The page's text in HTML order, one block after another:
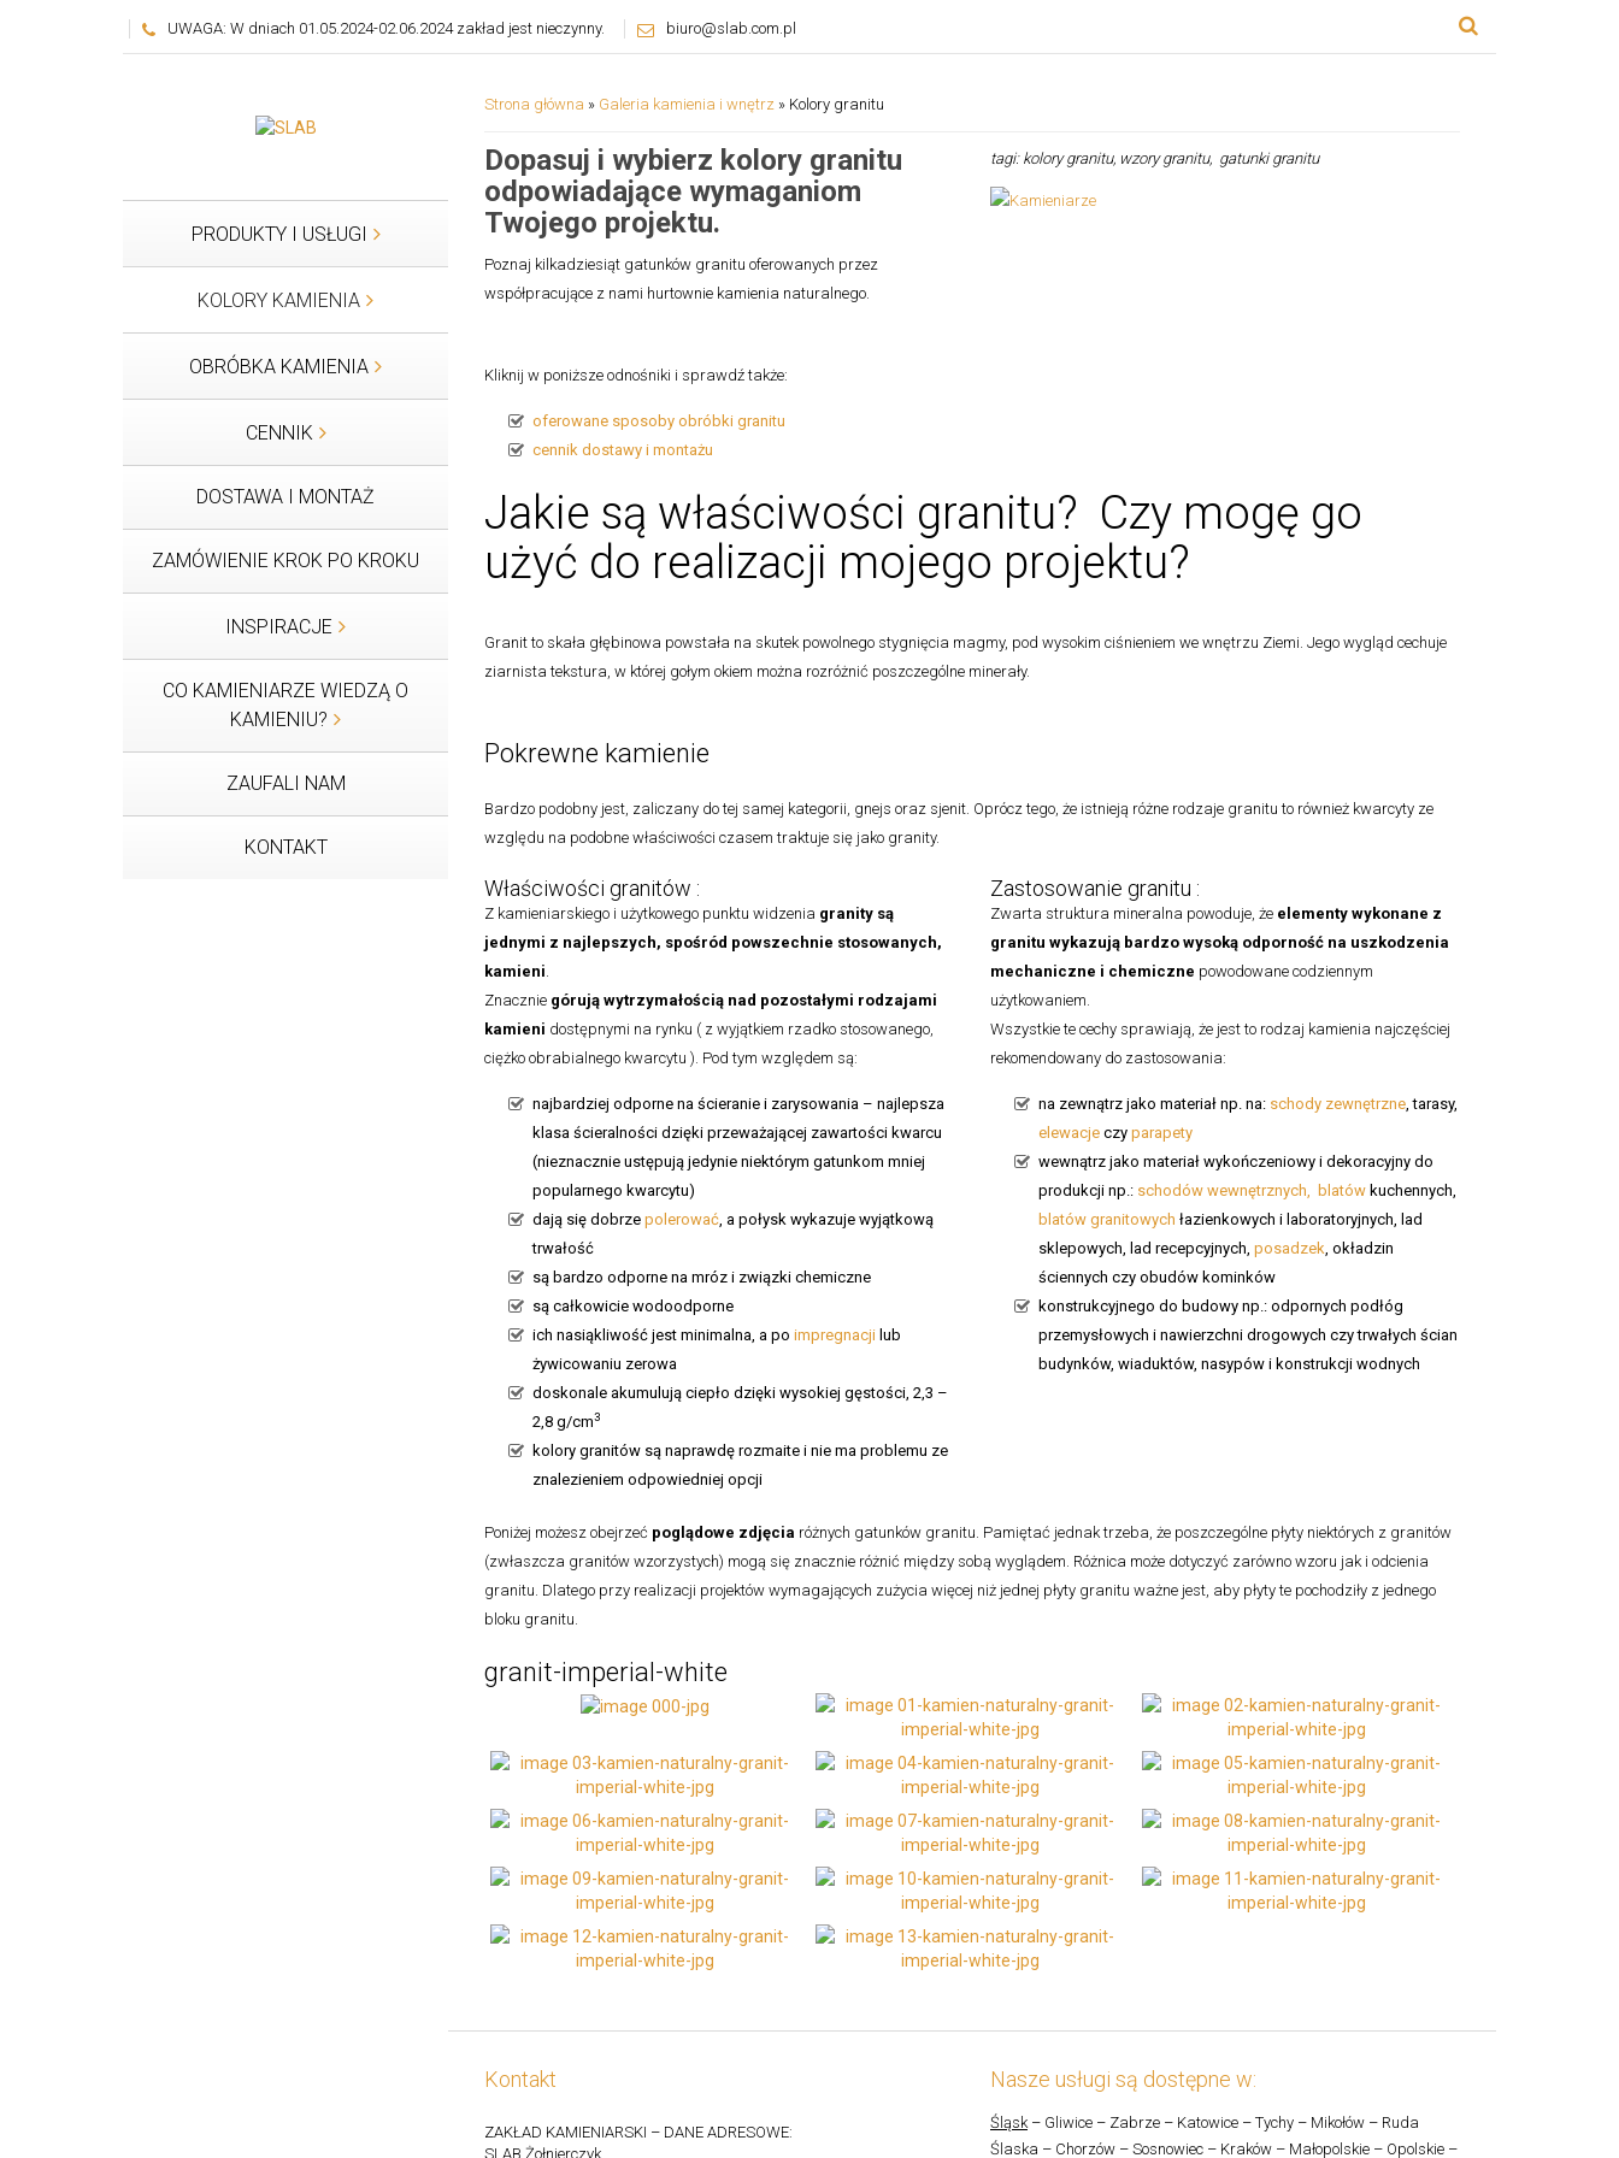
UWAGA: W dniach 01.05.2024-02.06.2024 zakład jest nieczynny. biuro@slab.com.pl
PRODUKTY I USŁUGI
KOLORY KAMIENIA
OBRÓBKA KAMIENIA
CENNIK
DOSTAWA I MONTAŻ
ZAMÓWIENIE KROK PO KROKU
INSPIRACJE
CO KAMIENIARZE WIEDZĄ O
KAMIENIU?
ZAUFALI NAM
KONTAKT
Strona główna » Galeria kamienia i wnętrz » Kolory granitu
Dopasuj i wybierz kolory granitu
odpowiadające wymaganiom
Twojego projektu.
Poznaj kilkadziesiąt gatunków granitu oferowanych przez
współpracujące z nami hurtownie kamienia naturalnego.
Kliknij w poniższe odnośniki i sprawdź także:
oferowane sposoby obróbki granitu
cennik dostawy i montażu
tagi: kolory granitu, wzory granitu, gatunki granitu
Jakie są właściwości granitu? Czy mogę go
użyć do realizacji mojego projektu?
Granit to skała głębinowa powstała na skutek powolnego stygnięcia magmy, pod wysokim ciśnieniem we wnętrzu Ziemi. Jego wygląd cechuje
ziarnista tekstura, w której gołym okiem można rozróżnić poszczególne minerały.
Pokrewne kamienie
Bardzo podobny jest, zaliczany do tej samej kategorii, gnejs oraz sjenit. Oprócz tego, że istnieją różne rodzaje granitu to również kwarcyty ze
względu na podobne właściwości czasem traktuje się jako granity.
Właściwości granitów :
Z kamieniarskiego i użytkowego punktu widzenia granity są
jednymi z najlepszych, spośród powszechnie stosowanych,
kamieni.
Znacznie górują wytrzymałością nad pozostałymi rodzajami
kamieni dostępnymi na rynku ( z wyjątkiem rzadko stosowanego,
ciężko obrabialnego kwarcytu ). Pod tym względem są:
najbardziej odporne na ścieranie i zarysowania – najlepsza
klasa ścieralności dzięki przeważającej zawartości kwarcu
(nieznacznie ustępują jedynie niektórym gatunkom mniej
popularnego kwarcytu)
dają się dobrze polerować, a połysk wykazuje wyjątkową
trwałość
są bardzo odporne na mróz i związki chemiczne
są całkowicie wodoodporne
ich nasiąkliwość jest minimalna, a po impregnacji lub
żywicowaniu zerowa
doskonale akumulują ciepło dzięki wysokiej gęstości, 2,3 –
2,8 g/cm3
kolory granitów są naprawdę rozmaite i nie ma problemu ze
znalezieniem odpowiedniej opcji
Zastosowanie granitu :
Zwarta struktura mineralna powoduje, że elementy wykonane z
granitu wykazują bardzo wysoką odporność na uszkodzenia
mechaniczne i chemiczne powodowane codziennym
użytkowaniem.
Wszystkie te cechy sprawiają, że jest to rodzaj kamienia najczęściej
rekomendowany do zastosowania:
na zewnątrz jako materiał np. na: schody zewnętrzne, tarasy,
elewacje czy parapety
wewnątrz jako materiał wykończeniowy i dekoracyjny do
produkcji np.: schodów wewnętrznych, blatów kuchennych,
blatów granitowych łazienkowych i laboratoryjnych, lad
sklepowych, lad recepcyjnych, posadzek, okładzin
ściennych czy obudów kominków
konstrukcyjnego do budowy np.: odpornych podłóg
przemysłowych i nawierzchni drogowych czy trwałych ścian
budynków, wiaduktów, nasypów i konstrukcji wodnych
Poniżej możesz obejrzeć poglądowe zdjęcia różnych gatunków granitu. Pamiętać jednak trzeba, że poszczególne płyty niektórych z granitów
(zwłaszcza granitów wzorzystych) mogą się znacznie różnić między sobą wyglądem. Różnica może dotyczyć zarówno wzoru jak i odcienia
granitu. Dlatego przy realizacji projektów wymagających zużycia więcej niż jednej płyty granitu ważne jest, aby płyty te pochodziły z jednego
bloku granitu.
granit-imperial-white
Kontakt
ZAKŁAD KAMIENIARSKI – DANE ADRESOWE:
SLAB Żołnierczyk
Nasze usługi są dostępne w:
Śląsk– Gliwice – Zabrze – Katowice – Tychy – Mikołów – Ruda
Ślaska – Chorzów – Sosnowiec – Kraków – Małopolskie – Opolskie –